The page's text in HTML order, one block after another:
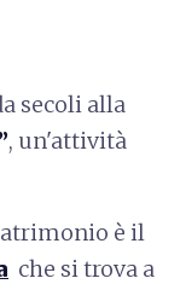
secoli alla
, un'attività
è il
che si trova a